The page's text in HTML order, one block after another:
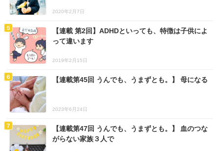
2020年2月7日
【連載 第2回】ADHDといっても、特徴は子供によ
って違います
2019年2月15日
【連載第45回 うんでも、うまずとも。】 母になる
2023年6月24日
【連載第47回 うんでも、うまずとも。】 血のつな
がらない家族３人で